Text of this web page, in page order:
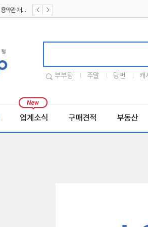
부부팀 주말 당번 캐
업계소식 구매견적 부동산